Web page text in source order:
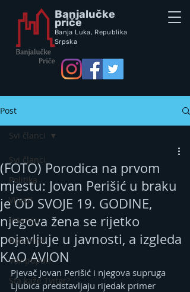
Banjalučke
priče
Banja Luka, Republika
Srpska
Post
Svi članci
Politika
Vijesti
Intervju
Kolumna
Vox populi
Šta kaže Tviter?
Svi članci
(FOTO) Porodica na prvom
mjestu: Jovan Perišić u braku
je OD SVOJE 19. GODINE,
njegova žena se rijetko
pojavljuje u javnosti, a izgleda
KAO AVION
Pjevač Jovan Perišić i njegova supruga
Ljubica predstavljaju rijedak primer